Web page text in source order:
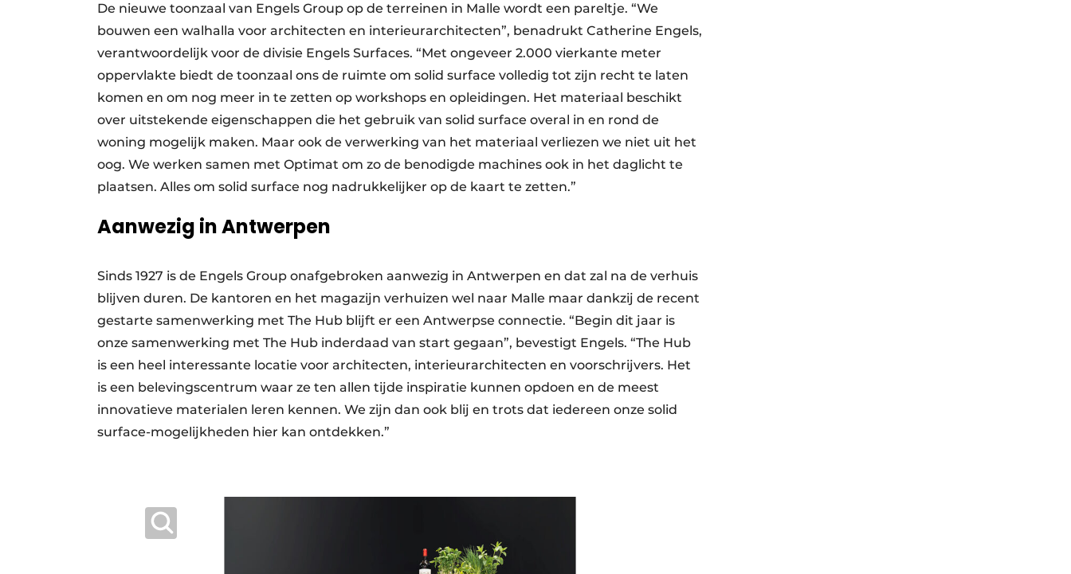
De nieuwe toonzaal van Engels Group op de terreinen in Malle wordt een pareltje. “We
bouwen een walhalla voor architecten en interieurarchitecten”, benadrukt Catherine Engels,
verantwoordelijk voor de divisie Engels Surfaces. “Met ongeveer 2.000 vierkante meter
oppervlakte biedt de toonzaal ons de ruimte om solid surface volledig tot zijn recht te laten
komen en om nog meer in te zetten op workshops en opleidingen. Het materiaal beschikt
over uitstekende eigenschappen die het gebruik van solid surface overal in en rond de
woning mogelijk maken. Maar ook de verwerking van het materiaal verliezen we niet uit het
oog. We werken samen met Optimat om zo de benodigde machines ook in het daglicht te
plaatsen. Alles om solid surface nog nadrukkelijker op de kaart te zetten.”
Aanwezig in Antwerpen
Sinds 1927 is de Engels Group onafgebroken aanwezig in Antwerpen en dat zal na de verhuis
blijven duren. De kantoren en het magazijn verhuizen wel naar Malle maar dankzij de recent
gestarte samenwerking met The Hub blijft er een Antwerpse connectie. “Begin dit jaar is
onze samenwerking met The Hub inderdaad van start gegaan”, bevestigt Engels. “The Hub
is een heel interessante locatie voor architecten, interieurarchitecten en voorschrijvers. Het
is een belevingscentrum waar ze ten allen tijde inspiratie kunnen opdoen en de meest
innovatieve materialen leren kennen. We zijn dan ook blij en trots dat iedereen onze solid
surface-mogelijkheden hier kan ontdekken.”